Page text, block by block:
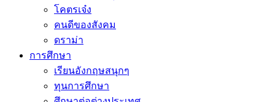
โคตรเจ๋ง
คนดีของสังคม
ดราม่า
การศึกษา
เรียนอังกฤษสนุกๆ
ทุนการศึกษา